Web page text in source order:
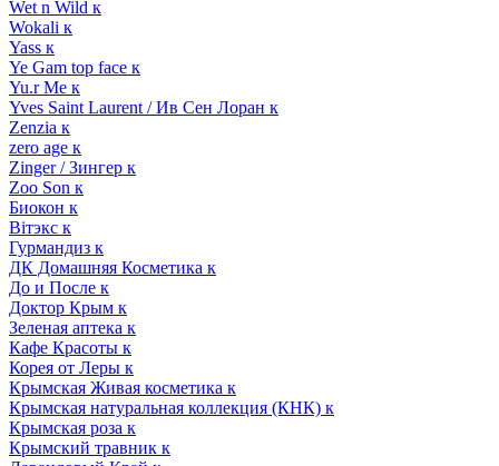
Wet n Wild к
Wokali к
Yass к
Ye Gam top face к
Yu.r Me к
Yves Saint Laurent / Ив Сен Лоран к
Zenzia к
zero age к
Zinger / Зингер к
Zoo Son к
Биокон к
Вiтэкс к
Гурмандиз к
ДК Домашняя Косметика к
До и После к
Доктор Крым к
Зеленая аптека к
Кафе Красоты к
Корея от Леры к
Крымская Живая косметика к
Крымская натуральная коллекция (КНК) к
Крымская роза к
Крымский травник к